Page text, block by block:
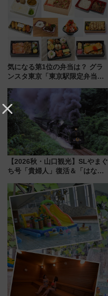
気になる第1位の弁当は？ グラ
ンスタ東京「東京駅限定弁当
【2026秋・山口観光】SLやまぐ
ち号「貴婦人」復活＆「はなあ
注目観光列車まとめ きっぷの取
り方は？